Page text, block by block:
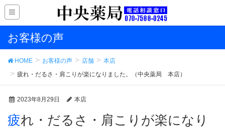
お客様の声
HOME お客様の声 店舗
本店
疲れ・だるさ・肩こりが楽になりました。（中央薬局 本店）
2023年8月29日 本店
疲れ・だるさ・肩こりが楽になり